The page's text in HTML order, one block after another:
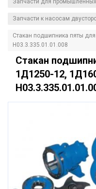
Запчасти к насосам
Стакан подшипника пяты
Н03.3.335.01.01.008
Стакан
1Д1250-12,